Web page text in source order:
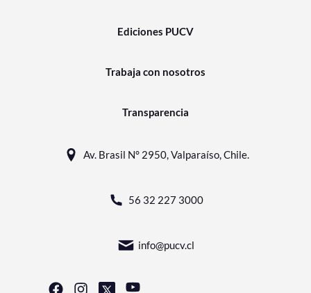
Ediciones PUCV
Trabaja con nosotros
Transparencia
Av. Brasil N° 2950, Valparaíso, Chile.
56 32 227 3000
info@pucv.cl